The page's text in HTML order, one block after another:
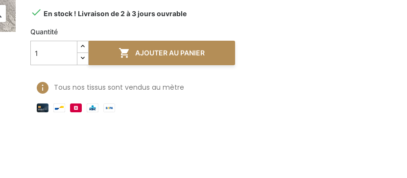
 En stock ! Livraison de 2 à 3 jours ouvrable
Quantité
 AJOUTER AU PANIER
Tous nos tissus sont vendus au mètre